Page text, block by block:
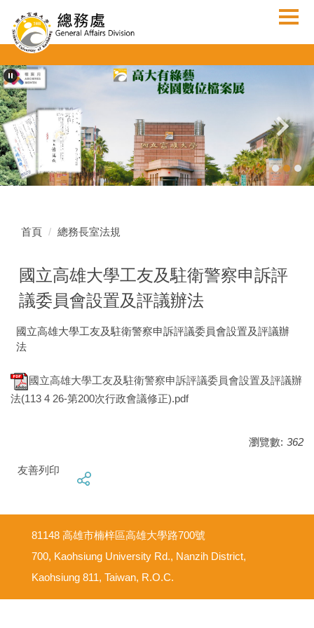
到
主
內
容
區
首頁 總務長室法規
國立高雄大學工友及駐衛警察申訴評
議委員會設置及評議辦法
國立高雄大學工友及駐衛警察申訴評議委員會設置及評議辦
法
國立高雄大學工友及駐衛警察申訴評議委員會設置及評議辦
法(113 4 26-第200次行政會議修正).pdf
瀏覽數: 362
友善列印
81148 高雄市楠梓區高雄大學路700號
700, Kaohsiung University Rd., Nanzih District,
Kaohsiung 811, Taiwan, R.O.C.